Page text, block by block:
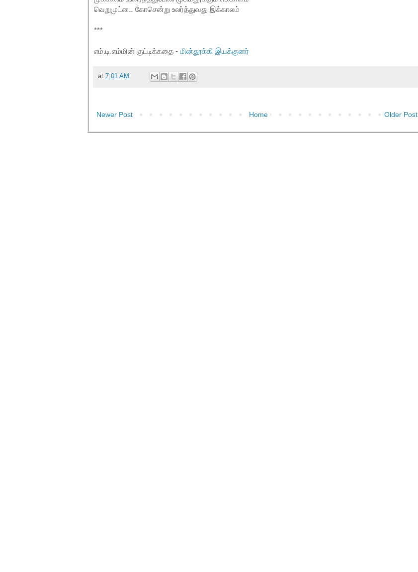
வெறுமுட்டை கோசென்று உலர்த்துவது இக்காலம்
***
எம்.டி.எம்மின் குட்டிக்கதை - மின்தூக்கி இயக்குனர்
at 7:01 AM
Newer Post Older Post
Home